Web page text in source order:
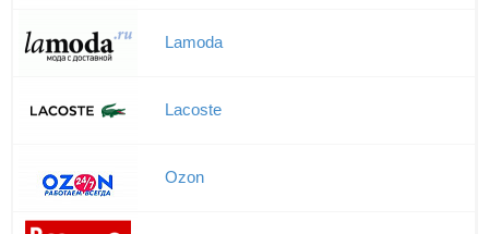
Lamoda
Lacoste
Ozon